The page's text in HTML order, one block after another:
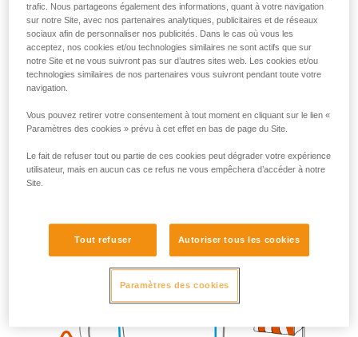
peuvent être utilisées :
Retenue de la corde par un équipier au sol
Lest en bout de corde
Connexion du bout de corde à un ancrage
Ces trois options doivent être étudiées dans le plan de
secours, dans tous les cas, une analyse des risques
spécifiques à la situation doit être réalisée.
trafic. Nous partageons également des informations, quant à votre navigation
sur notre Site, avec nos partenaires analytiques, publicitaires et de réseaux
sociaux afin de personnaliser nos publicités. Dans le cas où vous les
acceptez, nos cookies et/ou technologies similaires ne sont actifs que sur
notre Site et ne vous suivront pas sur d’autres sites web. Les cookies et/ou
technologies similaires de nos partenaires vous suivront pendant toute votre
navigation.
Vous pouvez retirer votre consentement à tout moment en cliquant sur le lien «
Paramètres des cookies » prévu à cet effet en bas de page du Site.
Le fait de refuser tout ou partie de ces cookies peut dégrader votre expérience
utilisateur, mais en aucun cas ce refus ne vous empêchera d’accéder à notre
Site.
Tout refuser Autoriser tous les cookies
Paramètres des cookies